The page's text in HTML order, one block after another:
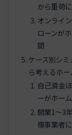
から重荷
オンライ
ローンが
間
ケース別シ
ら考えるホ
自己資金
ーがホー
開業1〜3
模事業者